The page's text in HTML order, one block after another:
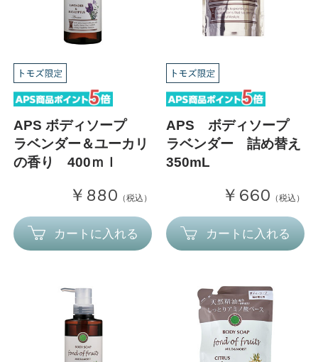
APS ボディソープ
ラベンダー＆ユーカリ
の香り 400ｍｌ
￥880 （税込）
カートに入れる
APS ボディソープ
ラベンダー 詰め替え
350mL
￥660 （税込）
カートに入れる